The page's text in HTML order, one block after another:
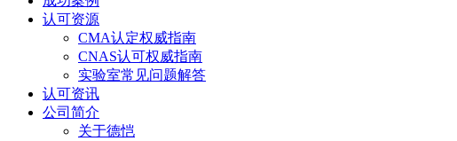
认可资源
CMA认定权威指南
CNAS认可权威指南
实验室常见问题解答
认可资讯
公司简介
关于德恺